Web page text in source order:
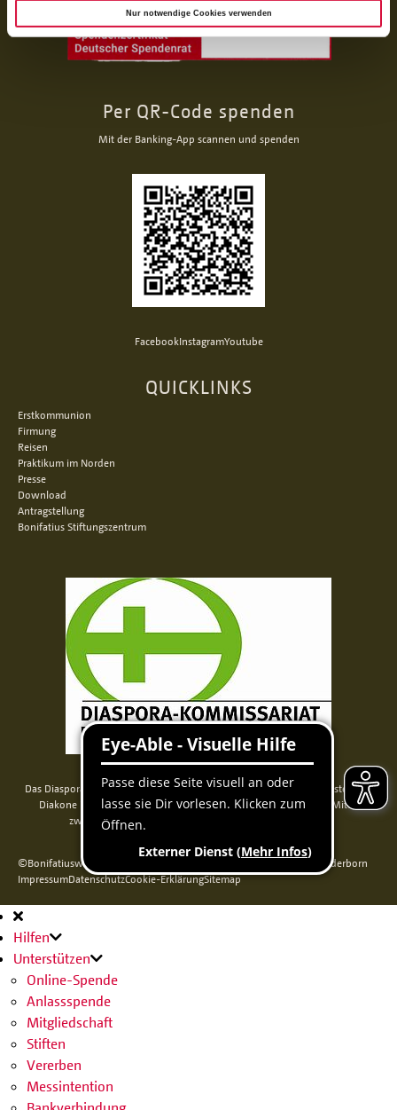
Nur notwendige Cookies verwenden
Per QR-Code spenden
Mit der Banking-App scannen und spenden
FacebookInstagramYoutube
QUICKLINKS
Erstkommunion
Firmung
Reisen
Praktikum im Norden
Presse
Download
Antragstellung
Bonifatius Stiftungszentrum
Das Diaspora-Kommissariat der deutschen Bischöfe unterstützt Priester und
Diakone in Nord-, Mittel- und Osteuropa. Seit 2014 werden die Mittel
zweckgebunden über das Bonifatiuswerk weitergeleitet.
©Bonifatiuswerk der deutschen Katholiken e. V., Kamp 22, 33098 Paderborn
ImpressumDatenschutzCookie-ErklärungSitemap
Hauptnavigation
Hilfen
Unterstützen
Online-Spende
Anlassspende
Mitgliedschaft
Stiften
Vererben
Messintention